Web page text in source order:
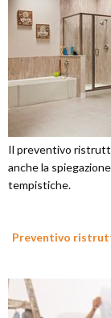
Il preventivo
anche la
tempistiche.
Preventivo